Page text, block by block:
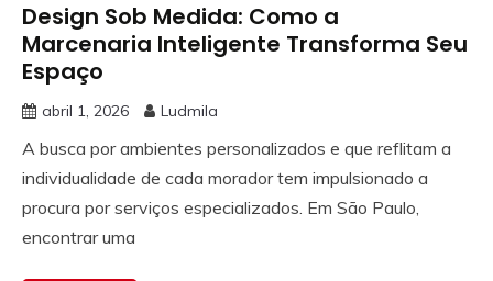
Design Sob Medida: Como a
Marcenaria Inteligente Transforma Seu
Espaço
abril 1, 2026 Ludmila
A busca por ambientes personalizados e que reflitam a
individualidade de cada morador tem impulsionado a
procura por serviços especializados. Em São Paulo,
encontrar uma